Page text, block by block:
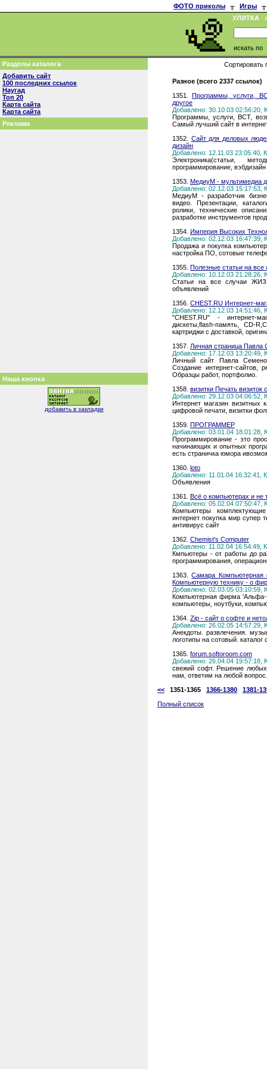
ФОТО приколы ╥ Игры
╥
УЛИТКА -
искать по
Разделы каталога
Добавить сайт
100 последних ссылок
Наугад
Топ 20
Карта сайта
Карта сайта
Реклама
Наша кнопка
добавить в закладки
Сортировать
Разное (всего 2337 ссылок)
1351.Программы, услуги,
другое
Добавлено: 30.10.03 02:56:20,
Программы, услуги, ВСТ,
Самый лучший сайт в
1352. Сайт для деловых
дизайн
Добавлено: 12.11.03 23:05:40,
Электроника(статьи,
программирование, вэбдизайн
1353. МедиуМ - мультимедиа
Добавлено: 02.12.03 15:17:53,
МедиуМ - разработчик
видео. Презентации,
ролики, технические
разработке инструментов
1354. Империя Высоких
Добавлено: 02.12.03 16:47:39,
Продажа и покупка
настройка ПО, сотовые
1355. Полезные статьи на
Добавлено: 10.12.03 21:28:26,
Статьи на все случаи
объявлений
1356. CHEST.RU Интернет-
Добавлено: 12.12.03 14:51:46,
"CHEST.RU" - интернет-
дискеты,flash-память, CD-
картриджи с доставкой,
1357. Личная страница Павла
Добавлено: 17.12.03 13:20:49,
Личный сайт Павла
Создание интернет-сайтов,
Образцы работ, портфолио.
1358. визитки Печать визиток
Добавлено: 29.12.03 04:06:52,
Интернет магазин визитных
цифровой печати, визитки
1359. ПРОГРАММЕР
Добавлено: 03.01.04 18:01:28,
Программирование - это
начинающих и опытных
есть страничка юмора
1360. loto
Добавлено: 11.01.04 16:32:41,
Объявления
1361. Всё о компьютерах и не
Добавлено: 05.02.04 07:50:47,
Компьютеры
интернет покупка мир супер
антивирус сайт
1362. Chemist's Computer
Добавлено: 11.02.04 16:54:49,
Кмпьютеры - от работы до
программирования,
1363.Самара
Компьютерную технику - о
Добавлено: 02.03.05 03:10:59,
Компьютерная фирма
компьютеры, ноутбуки,
1364. Zip - сайт о софте и
Добавлено: 26.02.05 14:57:29,
Анекдоты. развлечения.
логотипы на сотовый.
1365. forum.softoroom.com
Добавлено: 26.04.04 19:57:18,
свежий софт. Решение
нам, ответим на любой вопрос.
<<
1351-1365 1366-1380
1381-
Полный список